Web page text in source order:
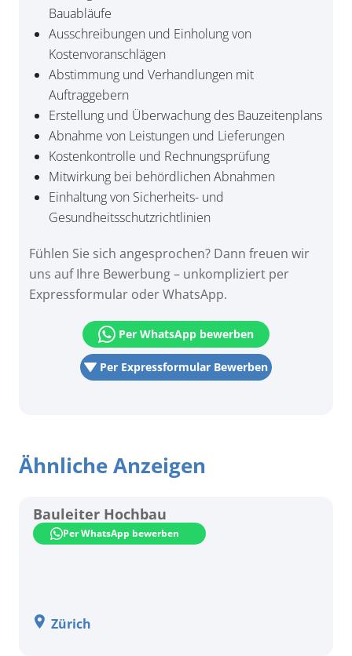
Bauabläufe
Ausschreibungen und Einholung von
Kostenvoranschlägen
Abstimmung und Verhandlungen mit
Auftraggebern
Erstellung und Überwachung des Bauzeitenplans
Abnahme von Leistungen und Lieferungen
Kostenkontrolle und Rechnungsprüfung
Mitwirkung bei behördlichen Abnahmen
Einhaltung von Sicherheits- und
Gesundheitsschutzrichtlinien
Fühlen Sie sich angesprochen? Dann freuen wir
uns auf Ihre Bewerbung – unkompliziert per
Expressformular oder WhatsApp.
Per Expressformular Bewerben
Per WhatsApp bewerben
Ähnliche Anzeigen
Bauleiter Hochbau
Per WhatsApp bewerben
Zürich